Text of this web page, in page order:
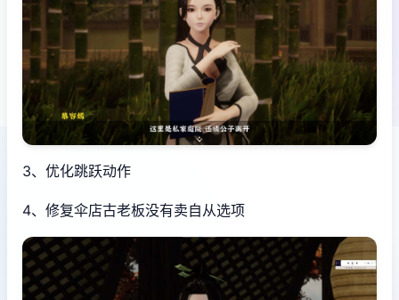
3、优化跳跃动作
4、修复伞店古老板没有卖自从选项